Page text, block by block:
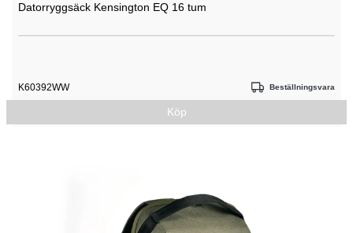
Datorryggsäck Kensington EQ 16 tum
K60392WW Beställningsvara
Köp